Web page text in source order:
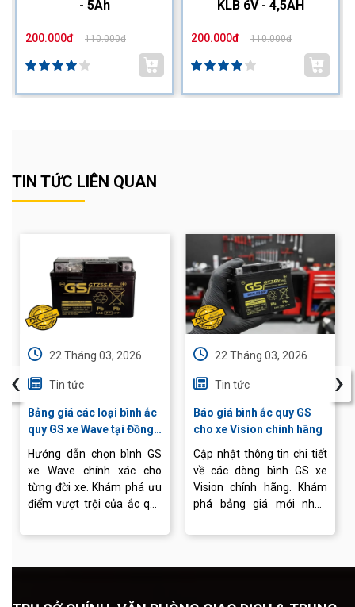
- 5Ah
200.000đ 110.000đ
KLB 6V - 4,5AH
200.000đ 110.000đ
TIN TỨC LIÊN QUAN
22 Tháng 03, 2026
Tin tức
Bảng giá các loại bình ắc
quy GS xe Wave tại Đồng
Hướng dẫn chọn bình GS
xe Wave chính xác cho
từng đời xe. Khám phá ưu
điểm vượt trội của ắc quy
chuyên nghiệp tại Ắc quy
22 Tháng 03, 2026
Tin tức
Báo giá bình ắc quy GS
cho xe Vision chính hãng
Cập nhật thông tin chi tiết
về các dòng bình GS xe
Vision chính hãng. Khám
phá bảng giá mới nhất,
hợp và dịch vụ thay ắc quy
‹ ›